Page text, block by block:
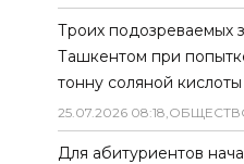
Троих подозреваемых
Ташкентом при
тонну соляной кислоты
25.07.2026 08:18,
Для абитуриентов